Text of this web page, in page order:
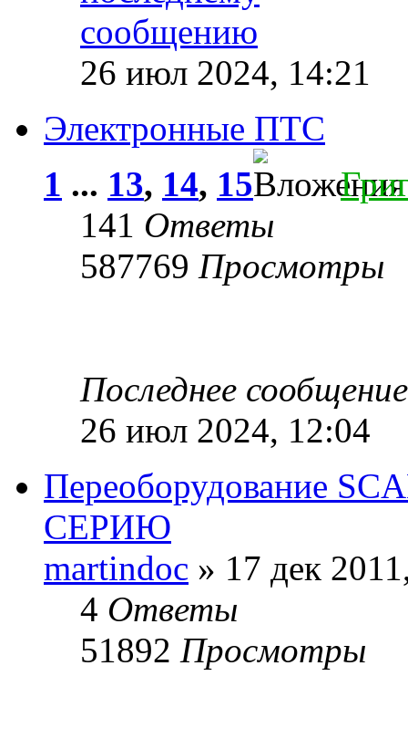
26 июл 2024, 14:21
Электронные ПТС
1 ... 13, 14, 15
141 Ответы
587769 Просмотры
Последнее
26 июл 2024, 12:04
Переоборудование
СЕРИЮ
martindoc » 17 дек
4 Ответы
51892 Просмотры